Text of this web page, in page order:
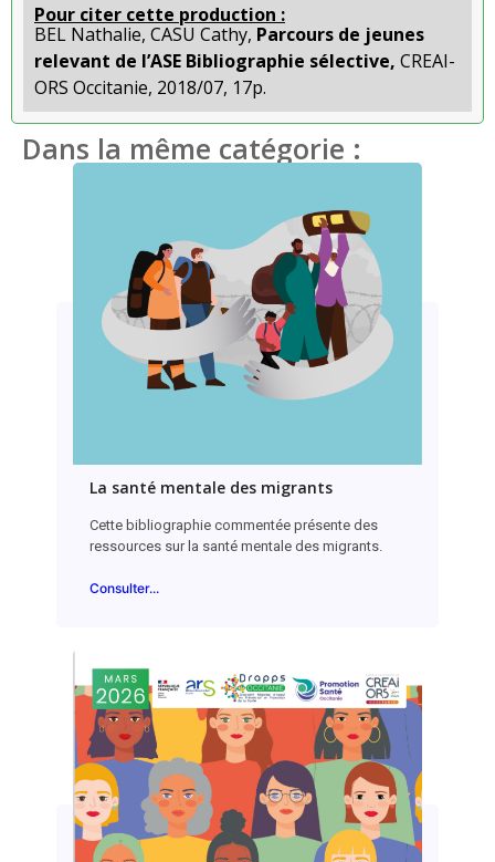
Pour citer cette production :
BEL Nathalie, CASU Cathy, Parcours de jeunes
relevant de l’ASE Bibliographie sélective, CREAI-
ORS Occitanie, 2018/07, 17p.
Dans la même catégorie :
La santé mentale des migrants
Cette bibliographie commentée présente des
ressources sur la santé mentale des migrants.
Consulter...